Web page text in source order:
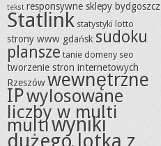
tekst responsywne sklepy bydgoszcz
Statlink statystyki lotto
strony www gdańsk sudoku
plansze tanie domeny seo
tworzenie stron internetowych
Rzeszówwewnętrzne
IPwylosowane
liczby w multi
multiwyniki
dużego lotka z